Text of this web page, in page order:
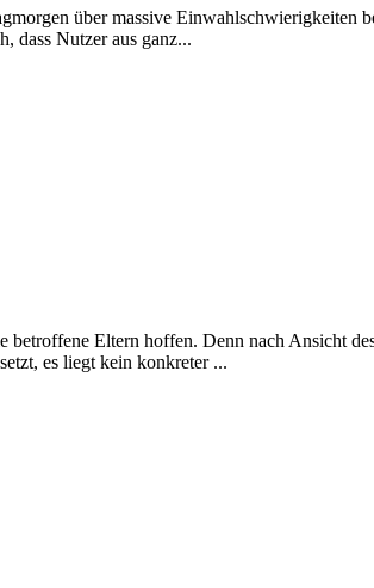
über massive Einwahlschwierigkeiten
dass Nutzer aus ganz...
Eltern hoffen. Denn nach Ansicht
es liegt kein konkreter ...